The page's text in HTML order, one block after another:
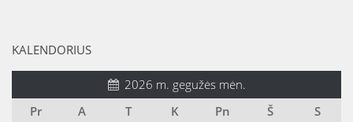
KALENDORIUS
2026 m. gegužės mėn.
Pr
A T K Pn Š
S